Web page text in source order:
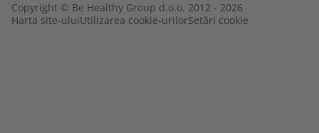
Copyright © Be Healthy Group d.o.o. 2012 - 2026
Harta site-uluiUtilizarea cookie-urilorSetări cookie